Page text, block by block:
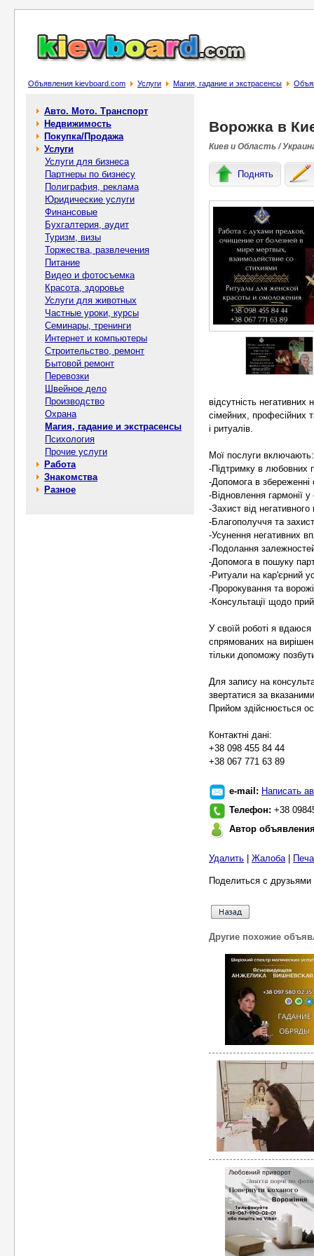
Объявления kievboard.com Услуги Магия, гадание и экстрасенсы
Авто. Мото. Транспорт
Недвижимость
Покупка/Продажа
Услуги
Услуги для бизнеса
Партнеры по бизнесу
Полиграфия, реклама
Юридические услуги
Финансовые
Бухгалтерия, аудит
Туризм, визы
Торжества, развлечения
Питание
Видео и фотосъемка
Красота, здоровье
Услуги для животных
Частные уроки, курсы
Семинары, тренинги
Интернет и компьютеры
Строительство, ремонт
Бытовой ремонт
Перевозки
Швейное дело
Производство
Охрана
Магия, гадание и экстрасенсы
Психология
Прочие услуги
Работа
Знакомства
Разное
Ворожка в
Киев и Область /
Поднять
відсутність
сімейних, професійних
і ритуалів.
Мої послуги включають:
-Підтримку в любовних
-Допомога в збереженні
-Відновлення гармонії у
-Захист від
-Благополуччя та
-Усунення негативних
-Подолання
-Допомога в пошуку
-Ритуали на кар'єрний
-Пророкування та
-Консультації щодо
У своїй роботі я
спрямованих на
тільки допоможу
Для запису на
звертатися за
Прийом здійснюється
Контактні дані:
+38 098 455 84 44
+38 067 771 63 89
e-mail: Написать
Телефон: +38
Автор
Удалить Жалоба|
Поделиться с
Другие похожие